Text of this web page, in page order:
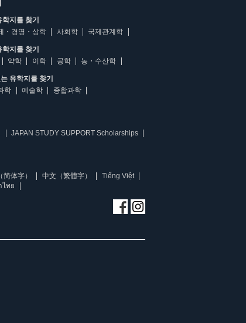
지를 찾기
・경영・상학 사회학 국제관계학
지를 찾기
약학 이학 공학 농・수산학
유학지를 찾기
학 예술학 종합과학
JAPAN STUDY SUPPORT Scholarships
简体字） 中文（繁體字）
Tiếng Việt
ไทย